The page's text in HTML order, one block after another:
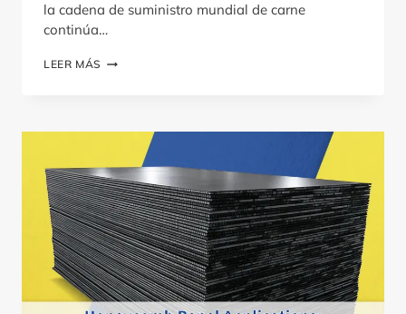
la cadena de suministro mundial de carne
continúa…
LEER MÁS CARROCERÍAS
CARNE:
SOLUCIONES
DE
ALTA
RESISTENCIA
PARA
EL
TRANSPORTE
REFRIGERADO
DE